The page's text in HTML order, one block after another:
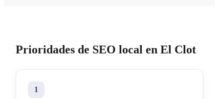
Prioridades de SEO local en El Clot
1